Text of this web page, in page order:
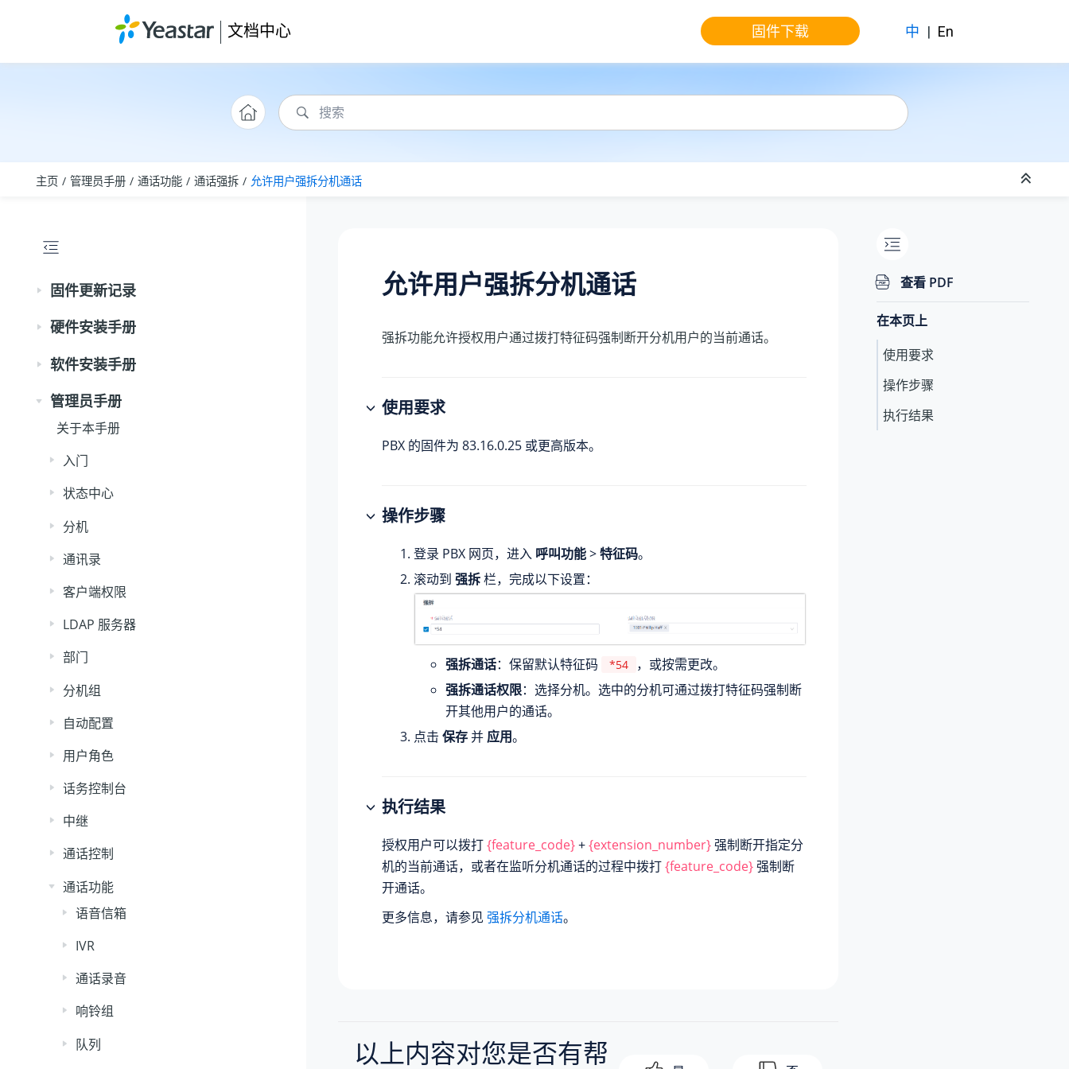
文档中心 固件下载 中 | En
主页 管理员手册 通话功能 通话强拆 允许用户强拆分机通话
固件更新记录
硬件安装手册
软件安装手册
管理员手册
关于本手册
入门
状态中心
分机
通讯录
客户端权限
LDAP 服务器
部门
分机组
自动配置
用户角色
话务控制台
中继
通话控制
通话功能
语音信箱
IVR
通话录音
响铃组
队列
允许用户强拆分机通话
强拆功能允许授权用户通过拨打特征码强制断开分机用户的当前通话。
使用要求
PBX 的固件为 83.16.0.25 或更高版本。
操作步骤
登录 PBX 网页，进入 呼叫功能>特征码。
滚动到 强拆栏，完成以下设置：
强拆通话：保留默认特征码 *54
，或按需更改。
强拆通话权限：选择分机。选中的分机可通过拨打特征码强制断
开其他用户的通话。
点击 保存并 应用。
执行结果
授权用户可以拨打{feature_code}+{extension_number}强制断开指定分
机的当前通话，或者在监听分机通话的过程中拨打{feature_code}强制断
开通话。
更多信息，请参见 强拆分机通话。
以上内容对您是否有帮
查看 PDF
在本页上
使用要求
操作步骤
执行结果